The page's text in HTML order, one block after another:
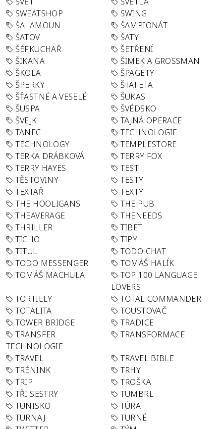
SWEATSHOP
SWING
ŠALAMOUN
ŠAMPIONÁT
ŠATOV
ŠATY
ŠÉFKUCHAŘ
ŠETŘENÍ
ŠIKANA
ŠIMEK A GROSSMAN
ŠKOLA
ŠPAGETY
ŠPERKY
ŠTAFETA
ŠŤASTNÉ A VESELÉ
ŠUKAS
ŠUSPA
ŠVÉDSKO
ŠVEJK
TAJNÁ OPERACE
TANEC
TECHNOLOGIE
TECHNOLOGY
TEMPLESTORE
TERKA DRÁBKOVÁ
TERRY FOX
TERRY HAYES
TEST
TĚSTOVINY
TESTY
TEXTAŘ
TEXTY
THE HOOLIGANS
THE PUB
THEAVERAGE
THENEEDS
THRILLER
TIBET
TICHO
TIPY
TITUL
TODO CHAT
TODO MESSENGER
TOMÁŠ HALÍK
TOMÁŠ MACHULA
TOP 100 LANGUAGE
LOVERS
TORTILLY
TOTAL COMMANDER
TOTALITA
TOUSTOVAČ
TOWER BRIDGE
TRADICE
TRANSFER
TECHNOLOGIE
TRANSFORMACE
TRAVEL
TRAVEL BIBLE
TRÉNINK
TRHY
TRIP
TROŠKA
TŘI SESTRY
TUMBRL
TUNISKO
TÚRA
TURNAJ
TURNÉ